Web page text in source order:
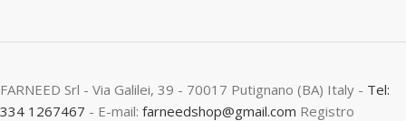
FARNEED Srl - Via Galilei, 39 - 70017 Putignano (BA) Italy - Tel:
334 1267467 - E-mail: farneedshop@gmail.com Registro